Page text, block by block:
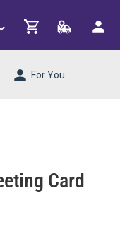
For You
Card